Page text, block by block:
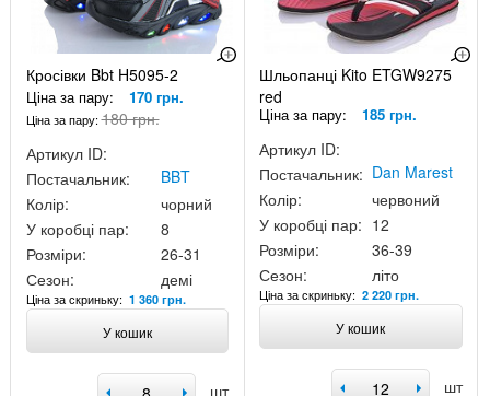
Кросівки Bbt H5095-2
Ціна за пару: 170 грн.
Ціна за пару:180 грн.
Артикул ID:
Постачальник:
BBT
Колір:
чорний
У коробці пар:
8
Розміри:
26-31
Сезон:
демі
Ціна за скриньку: 1 360 грн.
У кошик
шт
Шльопанці Kito ETGW9275
red
Ціна за пару: 185 грн.
Артикул ID:
Постачальник: Dan Marest
Колір:
червоний
У коробці пар: 12
Розміри:
36-39
Сезон:
літо
Ціна за скриньку:2 220 грн.
У кошик
шт